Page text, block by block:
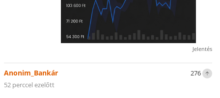
Jelentés
276
Anonim_Bankár
52 perccel ezelőtt